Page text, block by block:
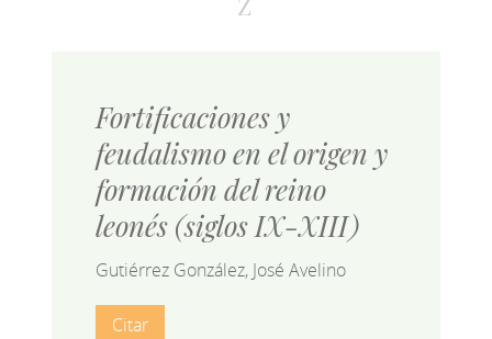
Fortificaciones y
feudalismo en el origen y
formación del reino
leonés (siglos IX-XIII)
Gutiérrez González, José Avelino
Citar